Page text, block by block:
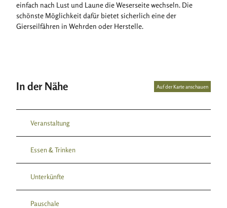
einfach nach Lust und Laune die Weserseite wechseln. Die
schönste Möglichkeit dafür bietet sicherlich eine der
Gierseilfähren in Wehrden oder Herstelle.
In der Nähe Auf der Karte anschauen
Veranstaltung
Essen & Trinken
Unterkünfte
Pauschale